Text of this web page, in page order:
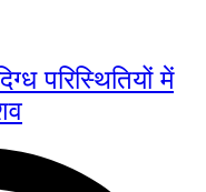
परिस्थितियों में